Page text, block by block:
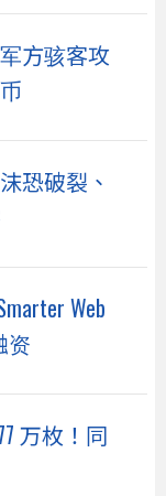
方骇客攻
恐破裂、
Web
资
万枚！同